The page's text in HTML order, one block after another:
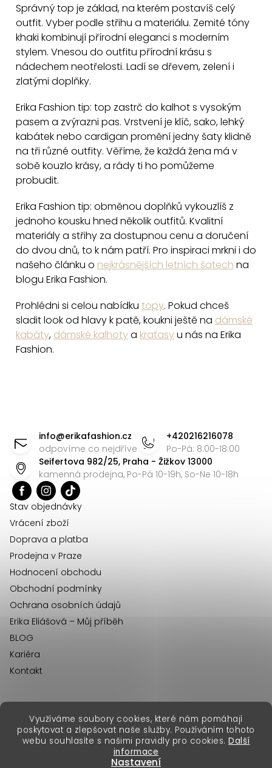
Využíváme soubory cookies, které nám pomáhají
poskytovat a zlepšovat naše služby. Používáním tohoto
webu souhlasíte s našimi pravidly pro cookies. Další
informace
Nastavení
l
á
d
a
p
r
v
k
y
ý
p
i
s
u
Správný top je základ, na kterém postavíš celý
outfit. Vyber podle střihu a materiálu. Zemité tóny
khaki kombinují přírodní eleganci s moderním
stylem. Vnesou do outfitu přírodní krásu s
nádechem neotřelosti. Ladí se dřevem, zelení i
zlatými doplňky.
Erika Fashion tip: top zastrč do kalhot s vysokým
pasem a zvýrazni pas. Vrstvení je klíč, sako, lehký
kabátek nebo cardigan promění jedny šaty klidně
na tři různé outfity. Věříme, že každá žena má v
sobě kouzlo krásy, a rády ti ho pomůžeme
probudit.
Erika Fashion tip: obměnou doplňků vykouzlíš z
jednoho kousku hned několik outfitů. Kvalitní
materiály a střihy za dostupnou cenu a doručení
do dvou dnů, to k nám patří. Pro inspiraci mrkni i do
našeho článku o nejkrásnějších letních šatech na
blogu Erika Fashion.
Prohlédni si celou nabídku topy. Pokud chceš
sladit look od hlavy k patě, koukni ještě na dámské
kabáty, dámské kalhotya kraťasyu nás na Erika
Fashion.
info@erikafashion.cz
odpovíme co nejdříve
+420216216078
Po-Pá: 8:00-18:00
Seifertova 982/25, Praha - Žižkov 13000
kamenná prodejna, Po-Pá 10-19h, So-Ne 10-18h
Stav objednávky
Vrácení zboží
Doprava a platba
Prodejna v Praze
Hodnocení obchodu
Obchodní podmínky
Ochrana osobních údajů
Erika Eliášová – Můj příběh
BLOG
Kariéra
Kontakt
Vytvořil Shoptet Premium
Copyright 2026Erika Fashion. Všechna práva vyhrazena.
erikafashion.sk